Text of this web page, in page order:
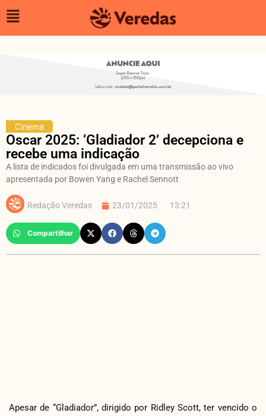
Cinema
Oscar 2025: ‘Gladiador 2’ decepciona e
recebe uma indicação
A lista de indicados foi divulgada em uma transmissão ao vivo
apresentada por Bowen Yang e Rachel Sennott
Redação Veredas 23/01/2025 13:21
Compartilhar
Apesar de “Gladiador”, dirigido por Ridley Scott, ter vencido o